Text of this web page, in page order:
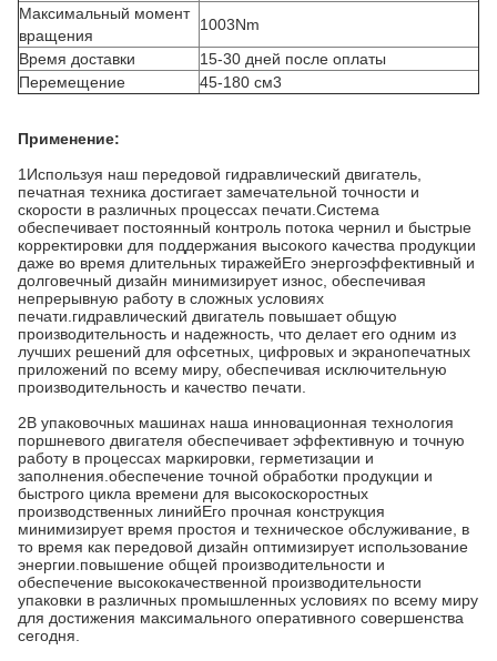
Максимальный момент
вращения
1003Nm
Время доставки
15-30 дней после оплаты
Перемещение
45-180 см3
Применение:
1Используя наш передовой гидравлический двигатель,
печатная техника достигает замечательной точности и
скорости в различных процессах печати.Система
обеспечивает постоянный контроль потока чернил и быстрые
корректировки для поддержания высокого качества продукции
даже во время длительных тиражейЕго энергоэффективный и
долговечный дизайн минимизирует износ, обеспечивая
непрерывную работу в сложных условиях
печати.гидравлический двигатель повышает общую
производительность и надежность, что делает его одним из
лучших решений для офсетных, цифровых и экранопечатных
приложений по всему миру, обеспечивая исключительную
производительность и качество печати.
2В упаковочных машинах наша инновационная технология
поршневого двигателя обеспечивает эффективную и точную
работу в процессах маркировки, герметизации и
заполнения.обеспечение точной обработки продукции и
быстрого цикла времени для высокоскоростных
производственных линийЕго прочная конструкция
минимизирует время простоя и техническое обслуживание, в
то время как передовой дизайн оптимизирует использование
энергии.повышение общей производительности и
обеспечение высококачественной производительности
упаковки в различных промышленных условиях по всему миру
для достижения максимального оперативного совершенства
сегодня.